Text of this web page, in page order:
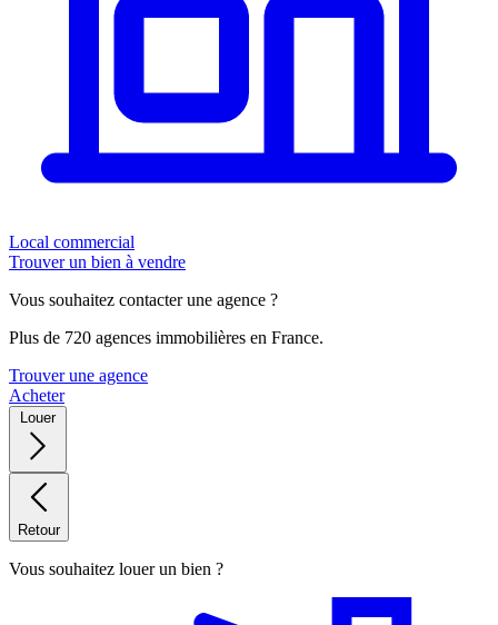
Local commercial
Trouver un bien à vendre
Vous souhaitez contacter une agence ?
Plus de 720 agences immobilières en France.
Trouver une agence
Acheter
Louer
Retour
Vous souhaitez louer un bien ?